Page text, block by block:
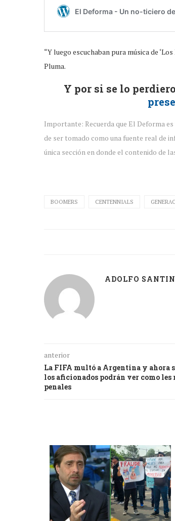
“Y luego escuchaban pura música de
Pluma.
Y por si se lo
Importante: Recuerda que El Deforma
de ser tomado como una fuente real de
única sección en donde el contenido de
BOOMERS CENTENNIALS
ADOLFO
anterior
La FIFA multó a Argentina y ahora
los aficionados podrán ver como les
penales